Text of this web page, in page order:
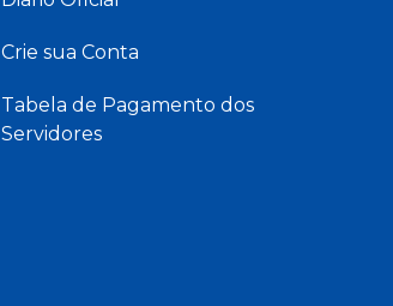
Crie sua Conta
Tabela de Pagamento dos
Servidores